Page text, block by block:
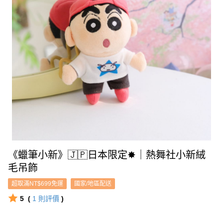
《蠟筆小新》🇯🇵日本限定✸｜熱舞社小新絨
毛吊飾
超取滿NT$699免運 國家/地區配送
5 ( 1 則評價 )